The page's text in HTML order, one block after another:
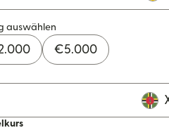
auswählen
€5.000